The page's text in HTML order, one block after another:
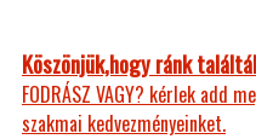
Köszönjük,hogy ránk
FODRÁSZ VAGY? kérlek add
szakmai kedvezményeinket.